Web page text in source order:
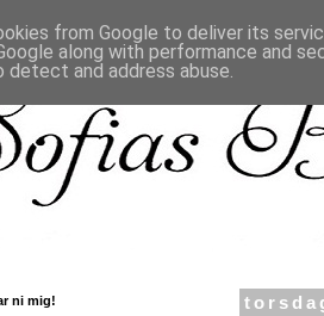
ni mig!
from Google to deliver its
along with performance and
and address abuse.